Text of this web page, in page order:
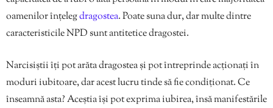
oamenilor înțelegdragostea. Poate suna dur, dar multe dintre
caracteristicile NPD sunt antitetice dragostei.
Narcisiștii îți pot arăta dragostea și pot întreprinde acționați în
moduri iubitoare, dar acest lucru tinde să fie condiționat. Ce
înseamnă asta? Aceștia își pot exprima iubirea, însă manifestările